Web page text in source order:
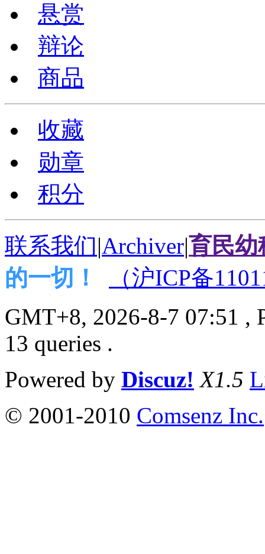
悬赏
辩论
商品
收藏
勋章
积分
联系我们|Archiver|育民幼
的一切！
（沪ICP备
GMT+8, 2026-8-7 07:51 ,
13 queries .
Powered by Discuz! X1.5
© 2001-2010 Comsenz Inc.